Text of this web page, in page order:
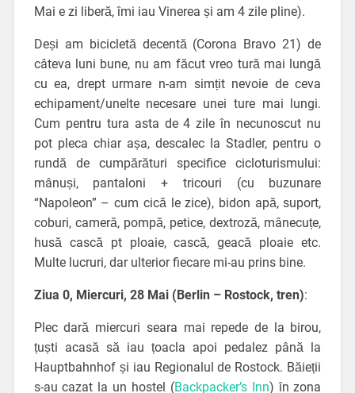
Mai e zi liberă, îmi iau Vinerea și am 4 zile pline).
Deși am bicicletă decentă (Corona Bravo 21) de
câteva luni bune, nu am făcut vreo tură mai lungă
cu ea, drept urmare n-am simțit nevoie de ceva
echipament/unelte necesare unei ture mai lungi.
Cum pentru tura asta de 4 zile în necunoscut nu
pot pleca chiar așa, descalec la Stadler, pentru o
rundă de cumpărături specifice cicloturismului:
mânuși, pantaloni + tricouri (cu buzunare
“Napoleon” – cum cică le zice), bidon apă, suport,
coburi, cameră, pompă, petice, dextroză, mânecuțe,
husă cască pt ploaie, cască, geacă ploaie etc.
Multe lucruri, dar ulterior fiecare mi-au prins bine.
Ziua 0, Miercuri, 28 Mai (Berlin – Rostock, tren):
Plec dară miercuri seara mai repede de la birou,
țuști acasă să iau țoacla apoi pedalez până la
Hauptbahnhof și iau Regionalul de Rostock. Băieții
s-au cazat la un hostel (Backpacker’s Inn) în zona